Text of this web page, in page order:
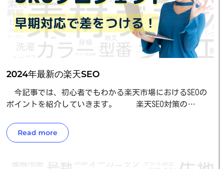
2024年最新の楽天SEO
今記事では、初心者でもわかる楽天市場におけるSEOの
ポイントを紹介していきます。 楽天SEO対策の…
Read more